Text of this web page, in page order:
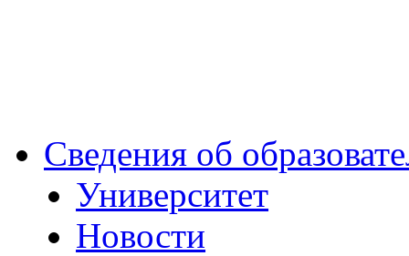
Сведения об
Университет
Новости